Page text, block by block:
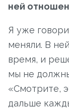
ней
Я уже
меняли. В
время, и
мы не
«Смотрите,
дальше